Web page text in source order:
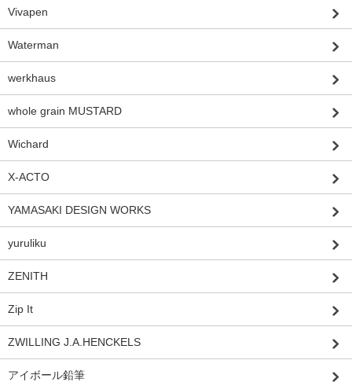
Vivapen
Waterman
werkhaus
whole grain MUSTARD
Wichard
X-ACTO
YAMASAKI DESIGN WORKS
yuruliku
ZENITH
Zip It
ZWILLING J.A.HENCKELS
アイボール鉛筆